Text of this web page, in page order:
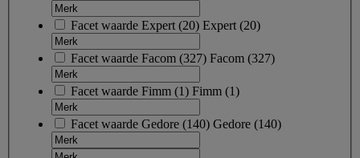
Facet waarde Expert (20) Expert (20)
Facet waarde Facom (327) Facom (327)
Facet waarde Fimm (1) Fimm (1)
Facet waarde Gedore (140) Gedore (140)